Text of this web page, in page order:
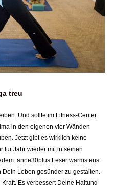
treu
Und sollte im Fitness-Center
in den eigenen vier Wänden
Jetzt gibt es wirklich keine
für Jahr wieder mit in seinen
anne30plus Leser wärmstens
Leben gesünder zu gestalten.
Es verbessert Deine Haltung